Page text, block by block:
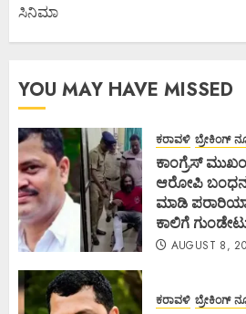
ಸಿನಿಮಾ
YOU MAY HAVE MISSED
ಕರಾವಳಿ ಬ್ರೇಕಿಂಗ್
ಕಾಂಗ್ರೆಸ್
ಆರೋಪಿ
ಮಾಡಿ
ಕಾಲಿಗೆ
AUGUST 8,
ಕರಾವಳಿ ಬ್ರೇಕಿಂಗ್